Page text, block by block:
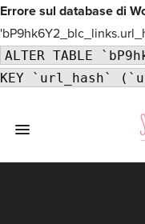
Errore sul database di
ALTER TABLE
KEY `url_hash`